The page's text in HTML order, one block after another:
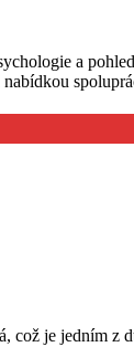
a
což je jedním z